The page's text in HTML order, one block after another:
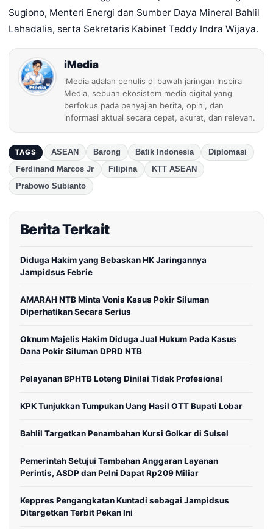
Sugiono, Menteri Energi dan Sumber Daya Mineral Bahlil
Lahadalia, serta Sekretaris Kabinet Teddy Indra Wijaya.
iMedia
iMedia adalah penulis di bawah jaringan Inspira
Media, sebuah ekosistem media digital yang
berfokus pada penyajian berita, opini, dan
informasi aktual secara cepat, akurat, dan relevan.
TAGS ASEAN Barong Batik Indonesia
Diplomasi
Ferdinand Marcos Jr
Filipina
KTT ASEAN
Prabowo Subianto
Berita Terkait
Diduga Hakim yang Bebaskan HK Jaringannya
Jampidsus Febrie
AMARAH NTB Minta Vonis Kasus Pokir Siluman
Diperhatikan Secara Serius
Oknum Majelis Hakim Diduga Jual Hukum Pada Kasus
Dana Pokir Siluman DPRD NTB
Pelayanan BPHTB Loteng Dinilai Tidak Profesional
KPK Tunjukkan Tumpukan Uang Hasil OTT Bupati Lobar
Bahlil Targetkan Penambahan Kursi Golkar di Sulsel
Pemerintah Setujui Tambahan Anggaran Layanan
Perintis, ASDP dan Pelni Dapat Rp209 Miliar
Keppres Pengangkatan Kuntadi sebagai Jampidsus
Ditargetkan Terbit Pekan Ini